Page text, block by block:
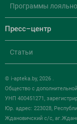
Программы
Пресс–центр
Статьи
© i-apteka.by, 2026 .
Общество с
УНП 400451271,
Юр. адрес: 223028,
Ждановичский с/с,